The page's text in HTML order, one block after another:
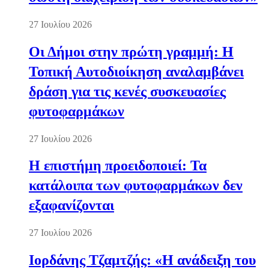
27 Ιουλίου 2026
Οι Δήμοι στην πρώτη γραμμή: Η
Τοπική Αυτοδιοίκηση αναλαμβάνει
δράση για τις κενές συσκευασίες
φυτοφαρμάκων
27 Ιουλίου 2026
Η επιστήμη προειδοποιεί: Τα
κατάλοιπα των φυτοφαρμάκων δεν
εξαφανίζονται
27 Ιουλίου 2026
Ιορδάνης Τζαμτζής: «Η ανάδειξη του